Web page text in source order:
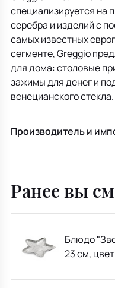
специализируется на
серебра и изделий с
самых известных
сегменте, Greggio
для дома: столовые
зажимы для денег и
венецианского стекла.
Производитель и
Ранее вы
Блюдо
23 см, цвет